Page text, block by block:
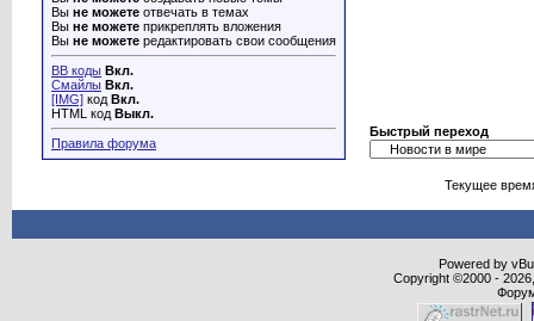
Вы не можете отвечать в темах
Вы не можете прикреплять вложения
Вы не можете редактировать свои сообщения
BB коды Вкл.
Смайлы Вкл.
[IMG] код Вкл.
HTML код Выкл.
Правила форума
Быстрый переход
Текущее
Powered by
Copyright ©2000 -